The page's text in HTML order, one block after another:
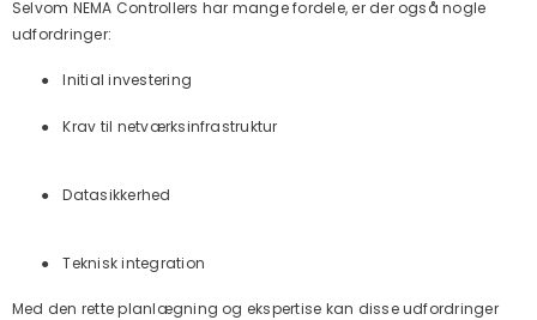
Selvom NEMA Controllers har mange fordele, er der også nogle
udfordringer:
● Initial investering
● Krav til netværksinfrastruktur
● Datasikkerhed
● Teknisk integration
Med den rette planlægning og ekspertise kan disse udfordringer